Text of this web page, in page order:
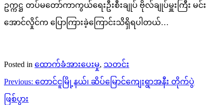
ဥက္ကဋ္ဌ တပ်မတော်ကာကွယ်ရေးဦးစီးချုပ် ဗိုလ်ချုပ်မှူးကြီး မင်း
အောင်လှိုင်က ပြောကြားခဲ့ကြောင်းသိရှိရပါတယ်…
Posted in ထောက်ခံအားပေးမှု, သတင်း
Post
navigation
Previous: တောင်ငူမြို့နယ်၊ ဆိပ်မြောင်ကျေးရွာအနီး တိုက်ပွဲ
ဖြစ်ပွား